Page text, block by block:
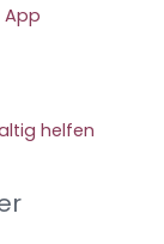
App
helfen